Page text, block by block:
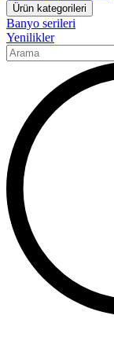
Ürün kategorileri
Banyo serileri
Yenilikler